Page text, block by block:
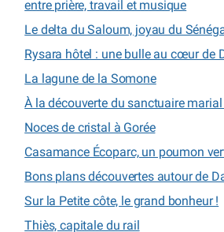
entre prière, travail et musique
Le delta du Saloum, joyau du
Rysara hôtel : une bulle au cœur de
La lagune de la Somone
À la découverte du sanctuaire
Noces de cristal à Gorée
Casamance Écoparc, un poumon
Bons plans découvertes autour de
Sur la Petite côte, le grand bonheur !
Thiès, capitale du rail